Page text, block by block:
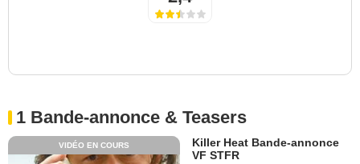
1 Bande-annonce & Teasers
VIDÉO EN COURS
Killer Heat Bande-annonce
VF STFR